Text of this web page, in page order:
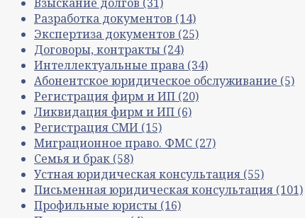
Разработка документов (14)
Экспертиза документов (25)
Договоры, контракты (24)
Интеллектуальные права (34)
Абонентское юридическое обслуживание (5)
Регистрация фирм и ИП (20)
Ликвидация фирм и ИП (6)
Регистрация СМИ (15)
Миграционное право. ФМС (27)
Семья и брак (58)
Устная юридическая консультация (55)
Письменная юридическая консультация (101)
Профильные юристы (16)